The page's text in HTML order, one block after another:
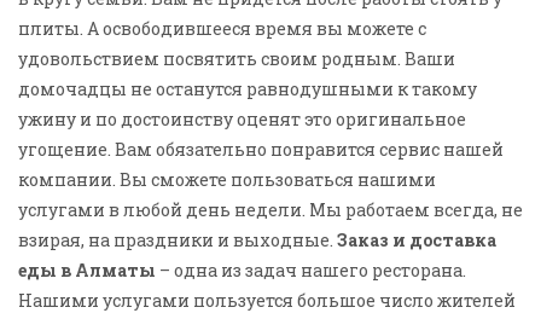
плиты. А освободившееся время вы можете с
удовольствием посвятить своим родным. Ваши
домочадцы не останутся равнодушными к такому
ужину и по достоинству оценят это оригинальное
угощение. Вам обязательно понравится сервис нашей
компании. Вы сможете пользоваться нашими
услугами в любой день недели. Мы работаем всегда, не
взирая, на праздники и выходные. Заказ и доставка
еды в Алматы – одна из задач нашего ресторана.
Нашими услугами пользуется большое число жителей